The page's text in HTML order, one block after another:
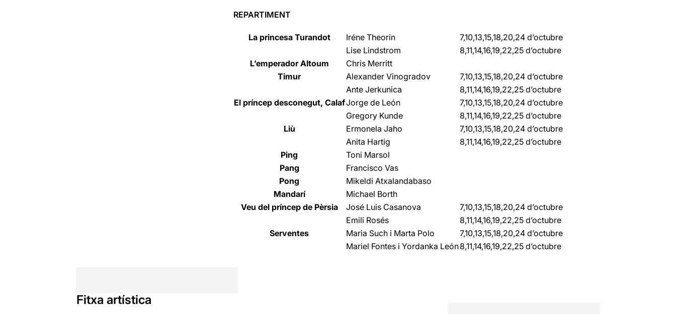
REPARTIMENT
La princesa Turandot Iréne Theorin
7,10,13,15,18,20,24 d’octubre
Lise Lindstrom
8,11,14,16,19,22,25 d’octubre
L’emperador Altoum
Chris Merritt
Timur
Alexander Vinogradov
7,10,13,15,18,20,24 d’octubre
Ante Jerkunica
8,11,14,16,19,22,25 d’octubre
El príncep desconegut, CalafJorge de León
7,10,13,15,18,20,24 d’octubre
Gregory Kunde
8,11,14,16,19,22,25 d’octubre
Liù
Ermonela Jaho
7,10,13,15,18,20,24 d’octubre
Anita Hartig
8,11,14,16,19,22,25 d’octubre
Ping
Toni Marsol
Pang
Francisco Vas
Pong
Mikeldi Atxalandabaso
Mandarí
Michael Borth
Veu del príncep de Pèrsia
José Luis Casanova
7,10,13,15,18,20,24 d’octubre
Emili Rosés
8,11,14,16,19,22,25 d’octubre
Serventes
Maria Such i Marta Polo
7,10,13,15,18,20,24 d’octubre
Mariel Fontes i Yordanka León8,11,14,16,19,22,25 d’octubre
Fitxa artística